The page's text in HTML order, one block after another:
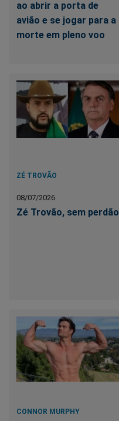
ao abrir a porta de
avião e se jogar para a
morte em pleno voo
ZÉ TROVÃO
08/07/2026
Zé Trovão, sem perdão
CONNOR MURPHY